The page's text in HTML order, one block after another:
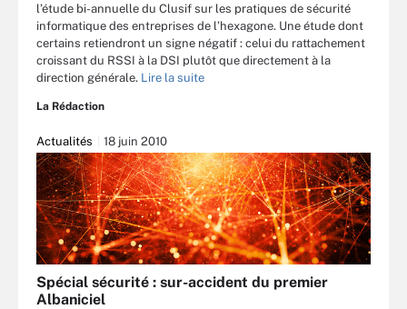
l’étude bi-annuelle du Clusif sur les pratiques de sécurité
informatique des entreprises de l’hexagone. Une étude dont
certains retiendront un signe négatif : celui du rattachement
croissant du RSSI à la DSI plutôt que directement à la
direction générale. Lire la suite
La Rédaction
Actualités 18 juin 2010
Spécial sécurité : sur-accident du premier
Albaniciel